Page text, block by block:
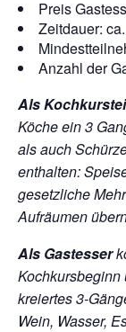
Preis
Zeitdauer:
Anzahl der
Als
Köche ein 3
als auch
enthalten:
gesetzliche
Aufräumen
Als Gastesser
Kochkursbeginn
kreiertes 3-
Wein, Wasser,